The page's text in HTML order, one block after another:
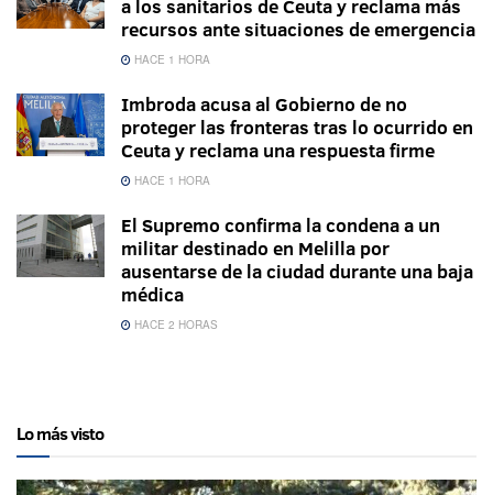
a los sanitarios de Ceuta y reclama más
recursos ante situaciones de emergencia
HACE 1 HORA
Imbroda acusa al Gobierno de no
proteger las fronteras tras lo ocurrido en
Ceuta y reclama una respuesta firme
HACE 1 HORA
El Supremo confirma la condena a un
militar destinado en Melilla por
ausentarse de la ciudad durante una baja
médica
HACE 2 HORAS
Lo más visto